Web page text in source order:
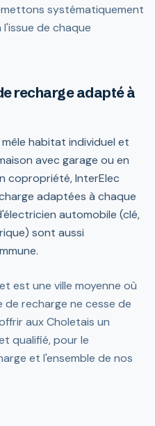
systématiquement
de chaque
recharge adapté à
habitat individuel et
avec garage ou en
copropriété, InterElec
adaptées à chaque
automobile (clé,
sont aussi
est une ville moyenne où
recharge ne cesse de
aux Choletais un
qualifié, pour le
et l'ensemble de nos